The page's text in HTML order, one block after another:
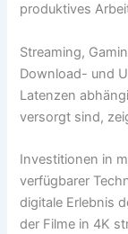
produktives
Streaming,
Download- und
Latenzen
versorgt sind,
Investitionen in
verfügbarer
digitale Erlebnis
der Filme in 4K